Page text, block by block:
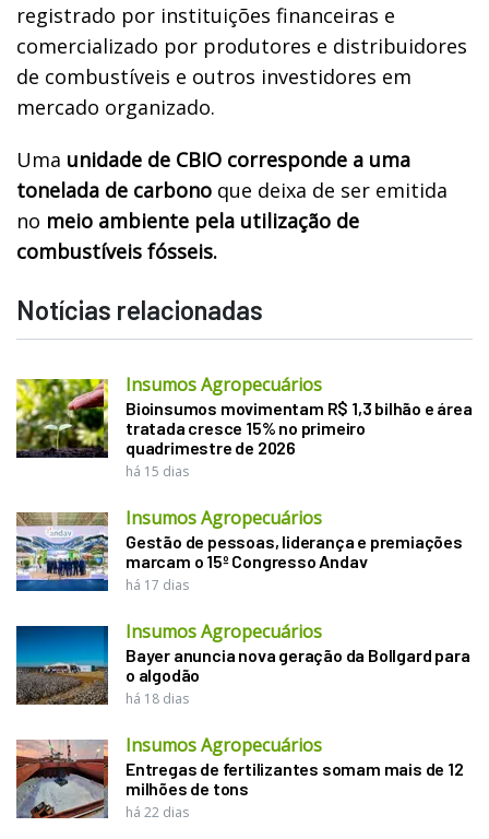
registrado por instituições financeiras e
comercializado por produtores e distribuidores
de combustíveis e outros investidores em
mercado organizado.
Uma unidade de CBIO corresponde a uma
tonelada de carbono que deixa de ser emitida
no meio ambiente pela utilização de
combustíveis fósseis.
Notícias relacionadas
Insumos Agropecuários
Bioinsumos movimentam R$ 1,3 bilhão e área
tratada cresce 15% no primeiro
quadrimestre de 2026
há 15 dias
Insumos Agropecuários
Gestão de pessoas, liderança e premiações
marcam o 15º Congresso Andav
há 17 dias
Insumos Agropecuários
Bayer anuncia nova geração da Bollgard para
o algodão
há 18 dias
Insumos Agropecuários
Entregas de fertilizantes somam mais de 12
milhões de tons
há 22 dias